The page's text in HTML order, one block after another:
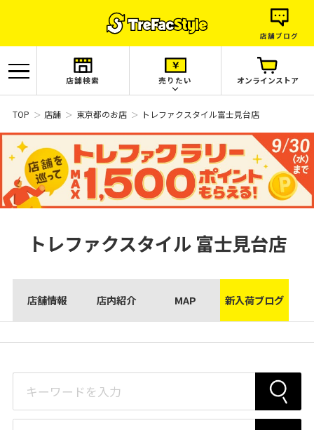
店舗ブログ
店舗検索 売りたい オンラインストア
TOP 店舗 東京都のお店 トレファクスタイル富士見台店
トレファクスタイル 富士見台店
店舗情報 店内紹介 MAP 新入荷ブログ